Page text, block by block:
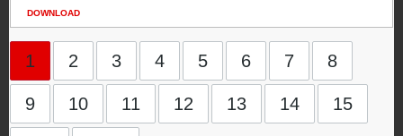
DOWNLOAD
1 2 3 4 5 6 7 8
9 10 11 12 13 14 15